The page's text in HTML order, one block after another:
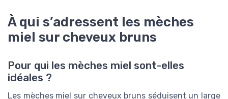
À qui s’adressent les mèches
miel sur cheveux bruns
Pour qui les mèches miel sont-elles
idéales ?
Les mèches miel sur cheveux bruns séduisent un large